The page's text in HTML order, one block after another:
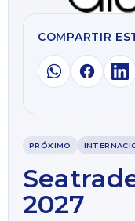
COMPARTIR
PRÓXIMO
2027